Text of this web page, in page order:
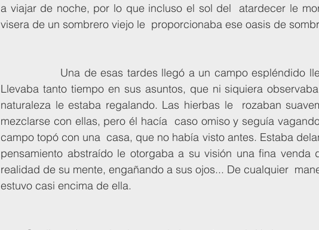
a viajar de noche, por lo que incluso el sol del  atardecer le
visera de un sombrero viejo le  proporcionaba ese oasis de
Llevaba tanto tiempo en sus asuntos, que ni siquiera
naturaleza le estaba regalando. Las hierbas le  rozaban
mezclarse con ellas, pero él hacía  caso omiso y seguía
campo topó con una  casa, que no había visto antes. Estaba
pensamiento abstraído le otorgaba a su visión una fina
realidad de su mente, engañando a sus ojos... De cualquier
estuvo casi encima de ella.